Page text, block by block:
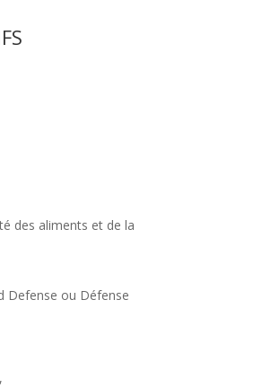
des aliments et de la
Defense ou Défense